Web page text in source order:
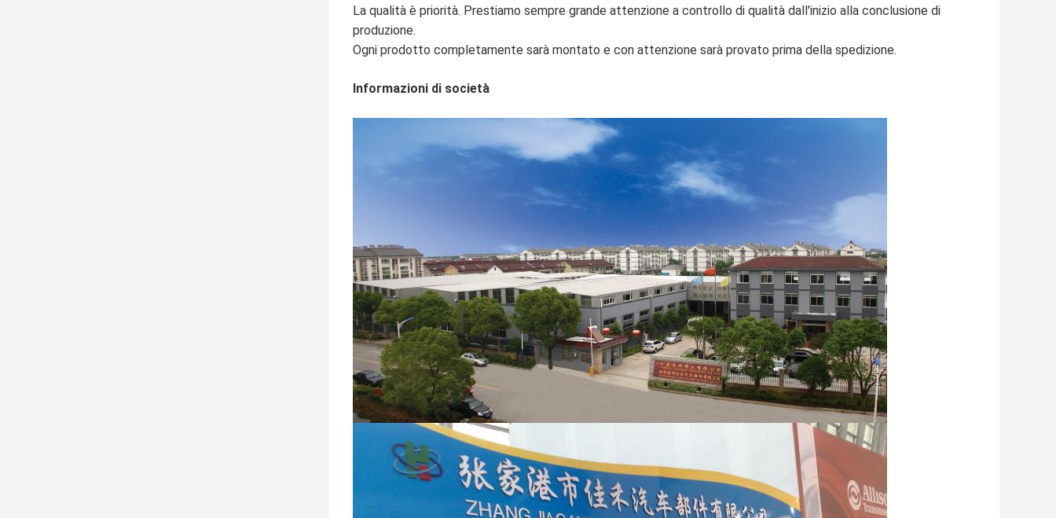
La qualità è priorità. Prestiamo sempre grande attenzione a controllo di qualità dall'inizio alla conclusione di
produzione.
Ogni prodotto completamente sarà montato e con attenzione sarà provato prima della spedizione.
Informazioni di società